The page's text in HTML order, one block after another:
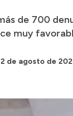
de 700
muy
2 de agosto de